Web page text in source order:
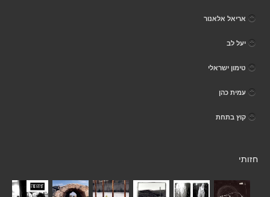
אריאל אלאנור
יעל לב
טימון ישראלי
עמית כהן
קוץ בתחת
חזותי